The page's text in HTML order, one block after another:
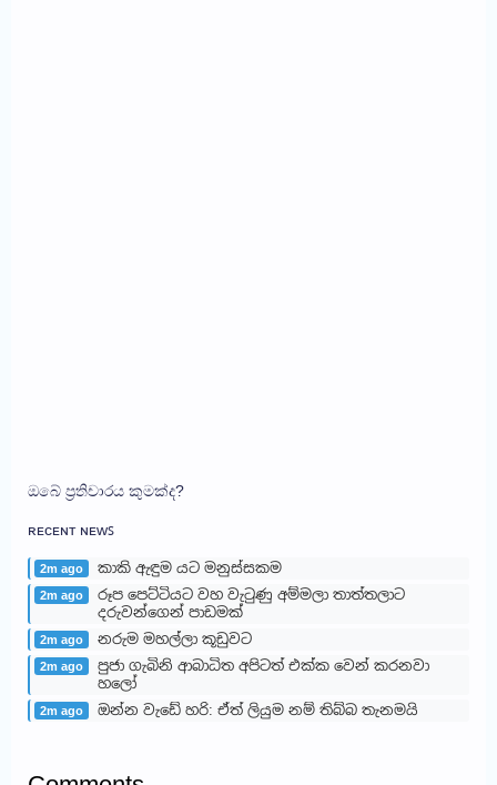
ඔබේ ප්‍රතිචාරය කුමක්ද?
ʀᴇᴄᴇɴᴛ ɴᴇᴡꜱ
2m ago කාකි ඇඳුම යට මනුස්සකම
2m ago
රූප පෙට්ටියට වහ වැටුණු අම්මලා තාත්තලාට
දරුවන්ගෙන් පාඩමක්
2m ago නරුම මහල්ලා කූඩුවට
2m ago
පුජා ගැබිනි ආබාධිත අපිටත් එක්ක වෙන් කරනවා
හලෝ
2m ago ඔන්න වැඩේ හරි: ඒත් ලියුම නම් තිබ්බ තැනමයි